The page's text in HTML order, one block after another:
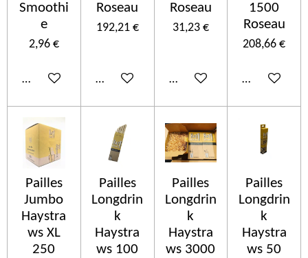
Smoothi
e
2,96 €
In den Warenkorb
Roseau
192,21 €
In den Warenkorb
Roseau
31,23 €
In den Warenkorb
1500
Roseau
208,66 €
In den
Pailles
Jumbo
Haystra
ws XL
250
Pailles
Longdrin
k
Haystra
ws 100
Pailles
Longdrin
k
Haystra
ws 3000
Pailles
Longdrin
k
Haystra
ws 50